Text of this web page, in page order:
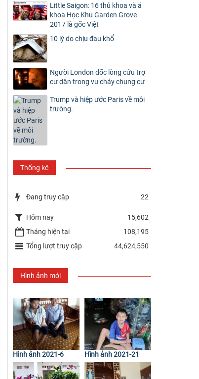
Little Saigon: 16 thủ khoa và á
khoa Học Khu Garden Grove
2017 là gốc Việt
10 lý do chịu đau khổ
Người London dốc lòng cứu trợ
cư dân trong vụ cháy chung cư
Trump và hiệp ước Paris về môi
trường.
Thống kê
Đang truy cập 22
Hôm nay
15,602
Tháng hiện tại
108,195
Tổng lượt truy cập
44,624,550
Hình ảnh mới
Hình ảnh 2021-6 Hình ảnh 2021-21